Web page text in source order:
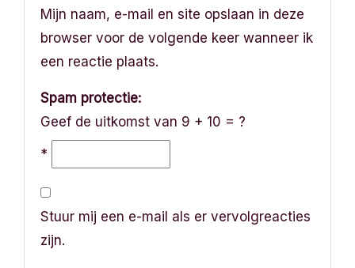
Mijn naam, e-mail en site opslaan in deze
browser voor de volgende keer wanneer ik
een reactie plaats.
Spam protectie:
Geef de uitkomst van 9 + 10 = ?
*
Stuur mij een e-mail als er vervolgreacties
zijn.